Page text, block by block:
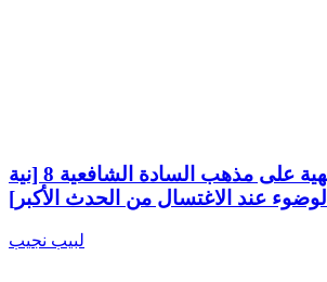
التقاسيم الفقهية على مذهب السادة الشافعية 8 [نية
الوضوء عند الاغتسال من الحدث الأكبر]
لبيب نجيب